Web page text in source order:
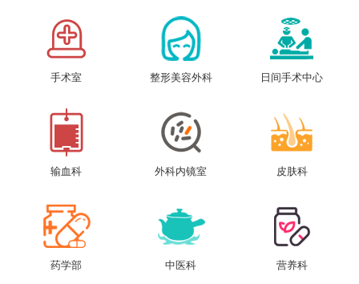
手术室 整形美容外科 日间手术中心
输血科 外科内镜室 皮肤科
药学部 中医科 营养科